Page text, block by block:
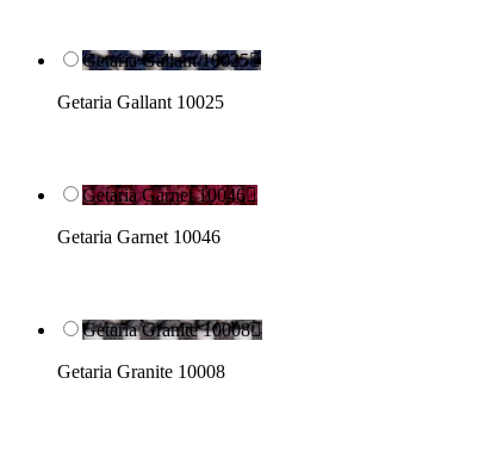
Getaria Gallant 10025
Getaria Gallant 10025
Getaria Garnet 10046
Getaria Garnet 10046
Getaria Granite 10008
Getaria Granite 10008